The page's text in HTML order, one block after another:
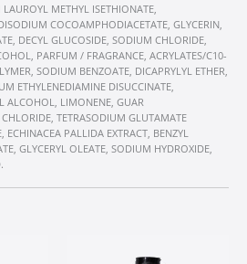
METHYL ISETHIONATE,
COCOAMPHODIACETATE, GLYCERIN,
DECYL GLUCOSIDE, SODIUM CHLORIDE,
PARFUM / FRAGRANCE, ACRYLATES/C10-
SODIUM BENZOATE, DICAPRYLYL ETHER,
ETHYLENEDIAMINE DISUCCINATE,
ALCOHOL, LIMONENE, GUAR
TETRASODIUM GLUTAMATE
PALLIDA EXTRACT, BENZYL
GLYCERYL OLEATE, SODIUM HYDROXIDE,